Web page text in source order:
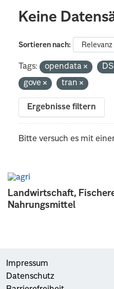
Landwirtschaft,
Nahrungsmittel
Keine
Sortieren nach
Tags: opendata
gove
tran
Ergebnisse filtern
Bitte versuch es mit
Impressum
Datenschutz